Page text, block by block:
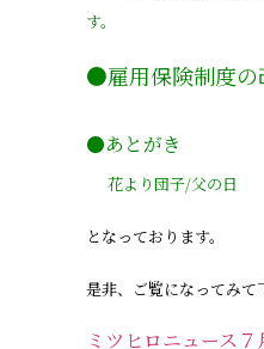
す。
●雇用保険制度の
●あとがき
花より団子/父の日
となっております。
是非、ご覧になってみて
ミツヒロニュース